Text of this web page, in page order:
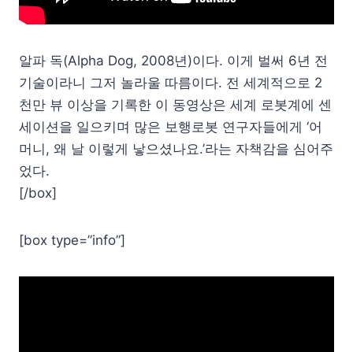
알파 독(Alpha Dog, 2008년)이다. 이게 벌써 6년 전
기술이라니 그저 놀라울 따름이다. 전 세계적으로 2
천만 뷰 이상을 기록한 이 동영상은 세계 로봇계에 센
세이션을 일으키며 많은 보행로봇 연구자들에게 ‘어
머니, 왜 날 이렇게 낳으셨나요.’라는 자책감을 심어주
었다.
[/box]
[box type=”info”]